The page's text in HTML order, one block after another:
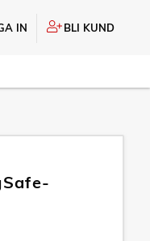
IN BLI KUND